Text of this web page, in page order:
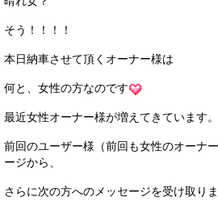
店舗情報
会社概要
ブログ
イベント
そう！！！！
本日納車させて頂くオーナー様は
何と、女性の方なのです
最近女性オーナー様が増えてきています。
前回のユーザー様（前回も女性のオーナ
ージから、
さらに次の方へのメッセージを受け取り